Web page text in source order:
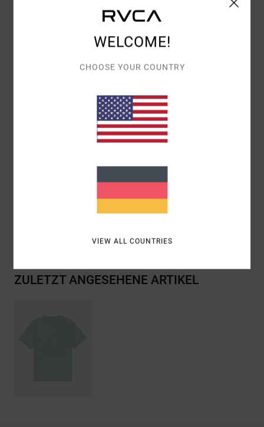
Details & Funktionen
Männer Grün T-Shirt
EVYZT00344 Farbcode geq0
Bio-Baumwolle [200 g/m2]
Rippstrick am Kragen
Zusammensetzung[Hauptstoff] 100 % Bio-Baumwolle
ZULETZT ANGESEHENE ARTIKEL
WELCOME!
CHOOSE YOUR COUNTRY
VIEW ALL COUNTRIES